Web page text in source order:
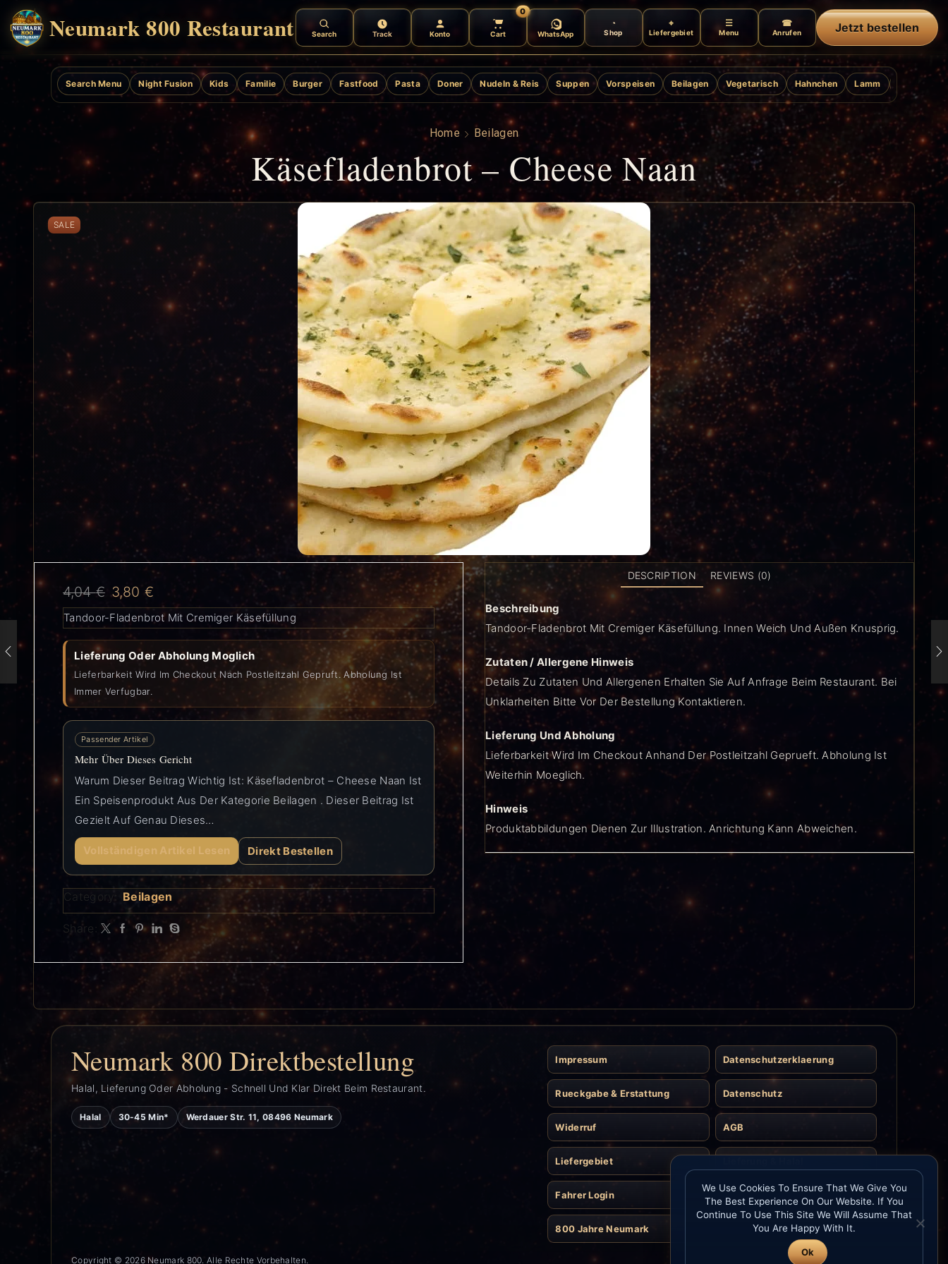
Neumark 800 Restaurant Menu
Shop Liefergebiet
Search Track Konto Cart
0
WhatsApp Anrufen Jetzt bestellen
Search Menu Night Fusion Kids Familie Burger Fastfood Pasta Doner Nudeln & Reis Suppen Vorspeisen Beilagen Vegetarisch Hahnchen Lamm Ente
Home Beilagen
Käsefladenbrot – Cheese Naan
SALE
4,04€ 3,80 €
Tandoor-Fladenbrot Mit Cremiger Käsefüllung
Lieferung Oder Abholung Moglich
Lieferbarkeit Wird Im Checkout Nach Postleitzahl Gepruft. Abholung Ist
Immer Verfugbar.
Passender Artikel
Mehr Über Dieses Gericht
Warum Dieser Beitrag Wichtig Ist: Käsefladenbrot – Cheese Naan Ist
Ein Speisenprodukt Aus Der Kategorie Beilagen . Dieser Beitrag Ist
Gezielt Auf Genau Dieses…
Vollständigen Artikel Lesen Direkt Bestellen
Category: Beilagen
Share:
DESCRIPTION REVIEWS (0)
Beschreibung
Tandoor-Fladenbrot Mit Cremiger Käsefüllung. Innen Weich Und Außen Knusprig.
Zutaten / Allergene Hinweis
Details Zu Zutaten Und Allergenen Erhalten Sie Auf Anfrage Beim Restaurant. Bei
Unklarheiten Bitte Vor Der Bestellung Kontaktieren.
Lieferung Und Abholung
Lieferbarkeit Wird Im Checkout Anhand Der Postleitzahl Geprueft. Abholung Ist
Weiterhin Moeglich.
Hinweis
Produktabbildungen Dienen Zur Illustration. Anrichtung Kann Abweichen.
Neumark 800 Direktbestellung
Halal, Lieferung Oder Abholung - Schnell Und Klar Direkt Beim Restaurant.
Halal 30-45 Min* Werdauer Str. 11, 08496 Neumark
Impressum Datenschutzerklaerung
Rueckgabe & Erstattung Datenschutz
Widerruf AGB
Liefergebiet
Fahrer Login Kontakt
800 Jahre Neumark
Copyright © 2026 Neumark 800. Alle Rechte Vorbehalten.
We Use Cookies To Ensure That We Give You
The Best Experience On Our Website. If You
Continue To Use This Site We Will Assume That
You Are Happy With It.
Ok